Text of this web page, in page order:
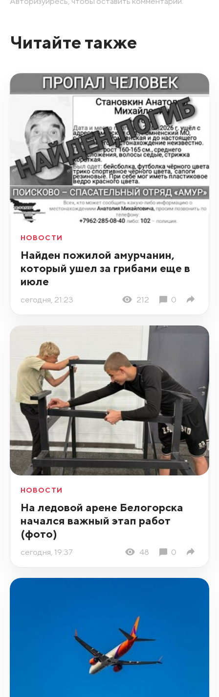
Читайте также
НОВОСТИ
Найден пожилой амурчанин,
который ушел за грибами еще в
июле
сегодня, 21:23 212 0
НОВОСТИ
На ледовой арене Белогорска
начался важный этап работ
(фото)
сегодня, 19:37 48 0